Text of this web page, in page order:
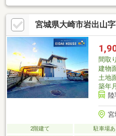
ファミリーマート小野田神山西店
師の湯2500m（車5分）・小野田
分）
宮城県大崎市岩出山
間取り
建物
土地
築年月
宮
2階建て 駐車場あ